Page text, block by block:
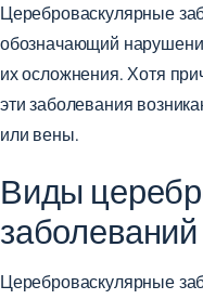
Цереброваскулярные
обозначающий
их осложнения. Хотя
эти заболевания
или вены.
Виды
заболеваний
Цереброваскулярные